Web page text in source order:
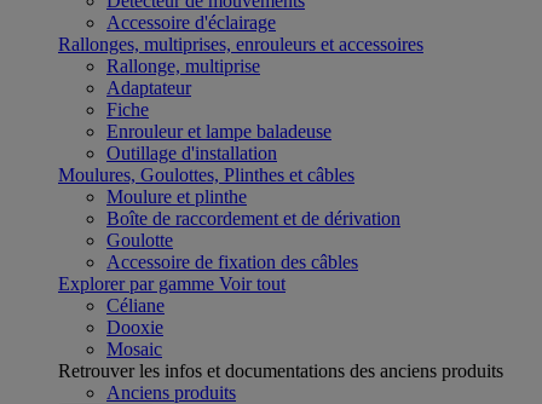
Accessoire d'éclairage
Rallonges, multiprises, enrouleurs et accessoires
Rallonge, multiprise
Adaptateur
Fiche
Enrouleur et lampe baladeuse
Outillage d'installation
Moulures, Goulottes, Plinthes et câbles
Moulure et plinthe
Boîte de raccordement et de dérivation
Goulotte
Accessoire de fixation des câbles
Explorer par gamme Voir tout
Céliane
Dooxie
Mosaic
Retrouver les infos et documentations des anciens produits
Anciens produits